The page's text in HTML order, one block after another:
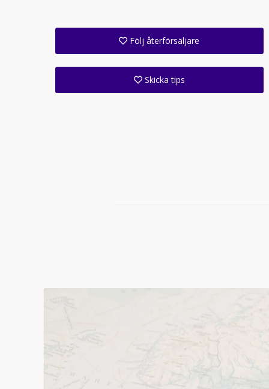
Det började med Titan Zero R1 2016 ….
eldrivna 25 km/h mopedbilar. Visst fanns det
”liknande” produkter på marknaden men ingen
mopedbilar. Tekniken har förbättrats,
räckvidden blivit bättre, tillbehören och
utrustningen på mopedbilarna har också blivit
bättre och fler. Idag påminner våra mopedbilar
Följ återförsäljare
Skicka tips